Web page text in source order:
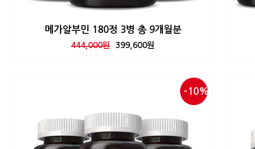
메가알부민 180정 3병 총 9개월분
444,000원 399,600원
-10%